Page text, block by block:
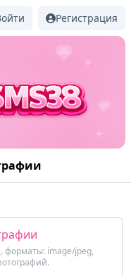
Регистрация
форматы: image/jpeg,